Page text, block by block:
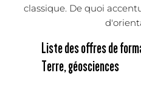
classique. De quoi
Liste des offres de
Terre, géosciences